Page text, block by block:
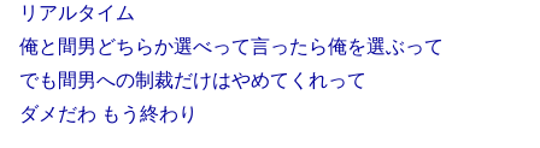
リアルタイム
俺と間男どちらか選べって言ったら俺を選ぶって
でも間男への制裁だけはやめてくれって
ダメだわ もう終わり